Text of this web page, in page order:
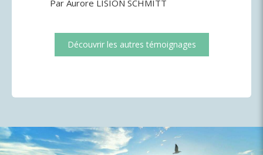
Par Aurore LISION SCHMITT
Découvrir les autres témoignages